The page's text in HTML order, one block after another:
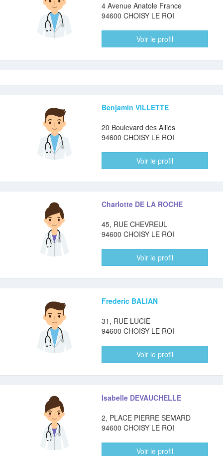
4 Avenue Anatole France
94600 CHOISY LE ROI
Voir le profil
Benjamin VILLETTE
20 Boulevard des Alliés
94600 CHOISY LE ROI
Voir le profil
Charlotte DE LA ROCHE
45, RUE CHEVREUL
94600 CHOISY LE ROI
Voir le profil
Frederic BALIAN
31, RUE LUCIE
94600 CHOISY LE ROI
Voir le profil
Isabelle DEVAUCHELLE
2, PLACE PIERRE SEMARD
94600 CHOISY LE ROI
Voir le profil